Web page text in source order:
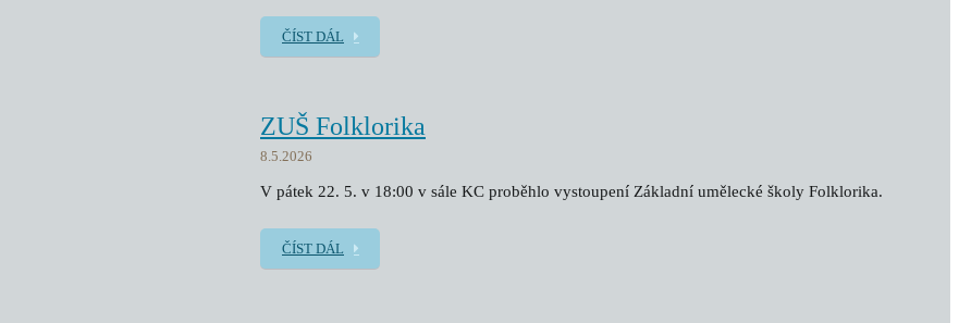
ČÍST DÁL
ZUŠ Folklorika
8.5.2026
V pátek 22. 5. v 18:00 v sále KC proběhlo vystoupení Základní umělecké školy Folklorika.
ČÍST DÁL